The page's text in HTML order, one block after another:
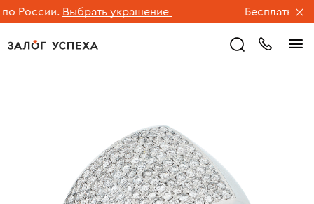
России. Выбрать украшение Бесплатная